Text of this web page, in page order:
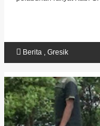
Berita, Gresik